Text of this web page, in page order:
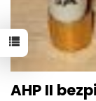
AHP II